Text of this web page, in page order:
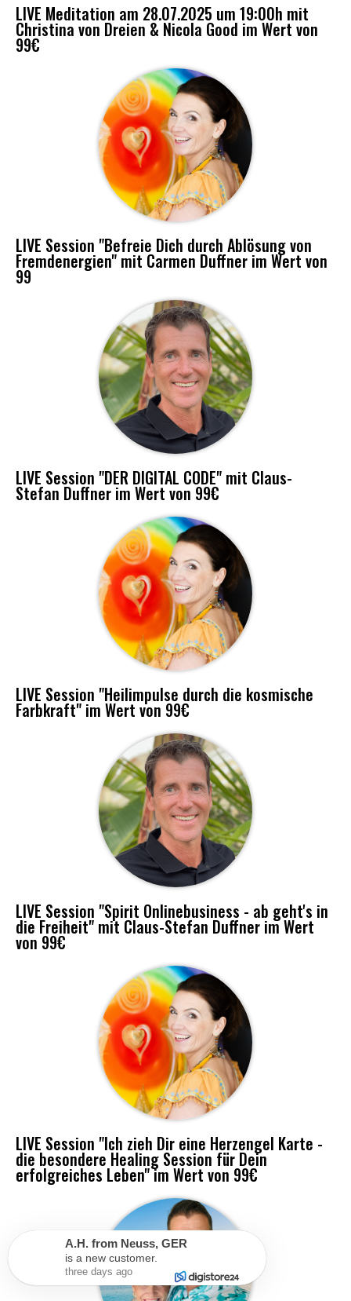
LIVE Meditation am 28.07.2025 um 19:00h mit
Christina von Dreien & Nicola Good im Wert von
99€
LIVE Session "Befreie Dich durch Ablösung von
Fremdenergien" mit Carmen Duffner im Wert von
99
LIVE Session "DER DIGITAL CODE" mit Claus-
Stefan Duffner im Wert von 99€
LIVE Session "Heilimpulse durch die kosmische
Farbkraft" im Wert von 99€
LIVE Session "Spirit Onlinebusiness - ab geht's in
die Freiheit" mit Claus-Stefan Duffner im Wert
von 99€
LIVE Session "Ich zieh Dir eine Herzengel Karte -
die besondere Healing Session für Dein
erfolgreiches Leben" im Wert von 99€
A.H. from Neuss, GER
is a new customer.
three days ago